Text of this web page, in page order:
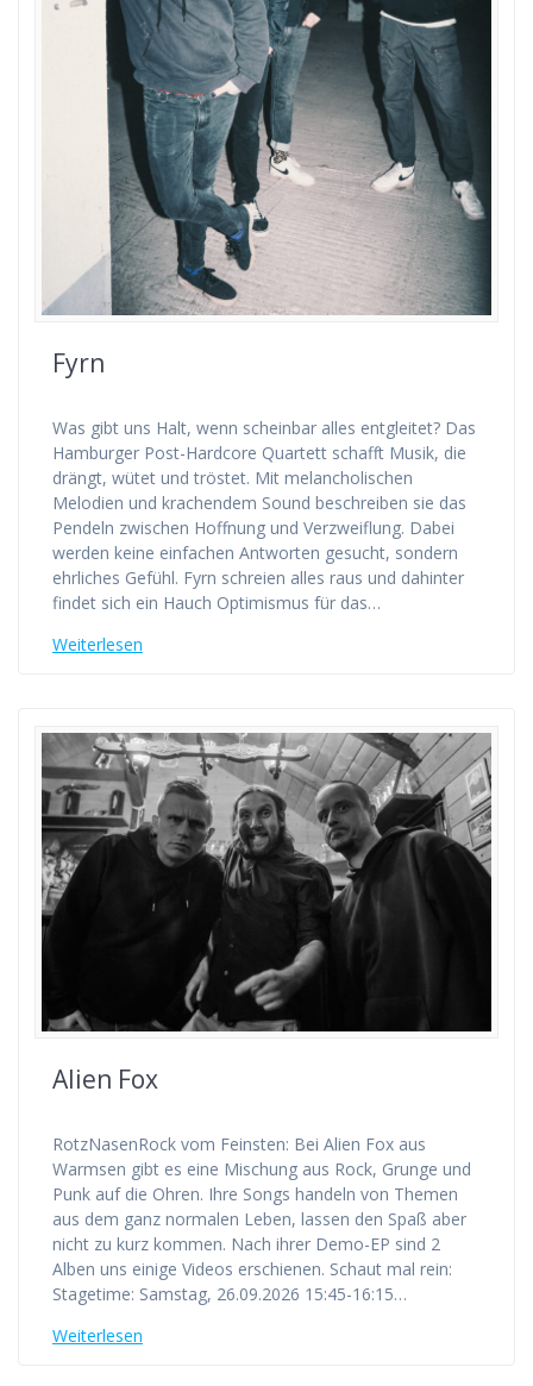
Fyrn
Was gibt uns Halt, wenn scheinbar alles entgleitet? Das
Hamburger Post-Hardcore Quartett schafft Musik, die
drängt, wütet und tröstet. Mit melancholischen
Melodien und krachendem Sound beschreiben sie das
Pendeln zwischen Hoffnung und Verzweiflung. Dabei
werden keine einfachen Antworten gesucht, sondern
ehrliches Gefühl. Fyrn schreien alles raus und dahinter
findet sich ein Hauch Optimismus für das…
Weiterlesen
Alien Fox
RotzNasenRock vom Feinsten: Bei Alien Fox aus
Warmsen gibt es eine Mischung aus Rock, Grunge und
Punk auf die Ohren. Ihre Songs handeln von Themen
aus dem ganz normalen Leben, lassen den Spaß aber
nicht zu kurz kommen. Nach ihrer Demo-EP sind 2
Alben uns einige Videos erschienen. Schaut mal rein:
Stagetime: Samstag, 26.09.2026 15:45-16:15…
Weiterlesen